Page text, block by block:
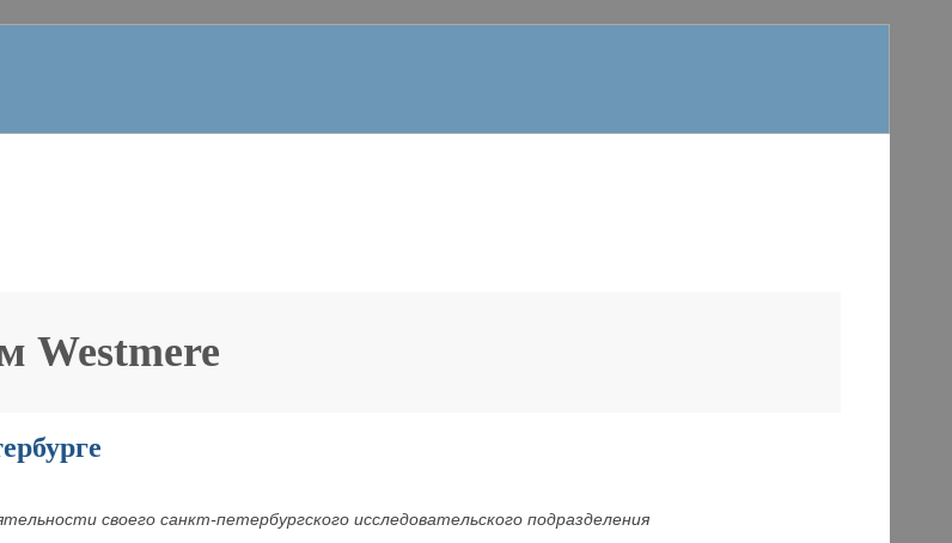
Westmere
своего санкт-петербургского исследовательского подразделения